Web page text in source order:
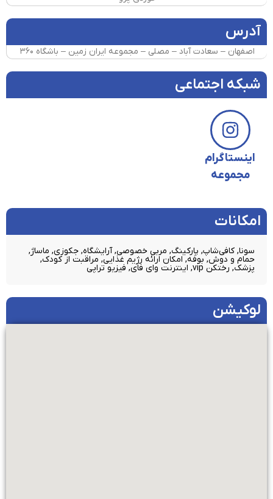
آدرس
اصفهان – سعادت آباد – مصلی – مجموعه ایران زمین – باشگاه ۳۶۰
شبکه اجتماعی
اینستاگرام
مجموعه
امکانات​
سونا, کافی‌شاپ, پارکینگ, مربی خصوصی, آرایشگاه, جکوزی, ماساژ,
حمام و دوش, بوفه, امکان ارائه رژیم غذایی, مراقبت از کودک,
پزشک, رختکن vip, اینترنت وای فای, فیزیو تراپی
لوکیشن